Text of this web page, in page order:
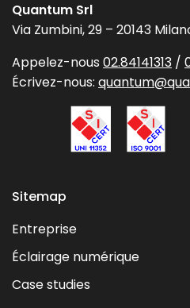
Quantum Srl
Via Zumbini, 29 – 20143
Appelez-nous 02.84141313 /
Écrivez-nous:
Sitemap
Entreprise
Éclairage numérique
Case studies